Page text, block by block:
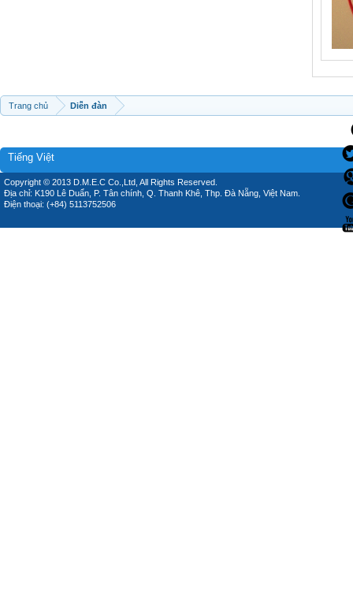
Trang chủ Diễn đàn
Tiếng Việt
Copyright © 2013 D.M.E.C Co.,Ltd, All Rights Reserved.
Địa chỉ: K190 Lê Duẩn, P. Tân chính, Q. Thanh Khê, Thp. Đà Nẵng, Việt Nam.
Điện thoại: (+84) 5113752506